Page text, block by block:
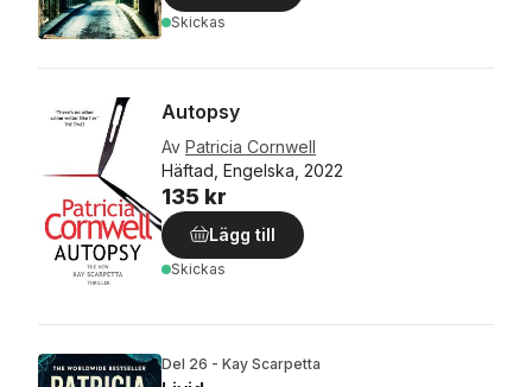
Skickas
Autopsy
Av Patricia Cornwell
Häftad, Engelska, 2022
135 kr
Lägg till
Skickas
Del 26 - Kay Scarpetta